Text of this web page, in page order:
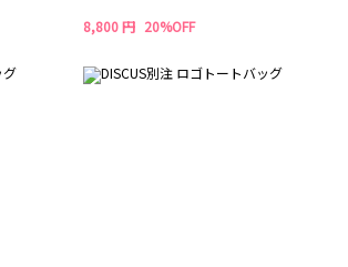
8,800 円 20%OFF